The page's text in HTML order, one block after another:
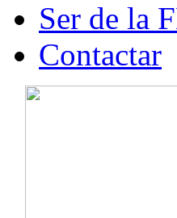
Ser de la
Contactar